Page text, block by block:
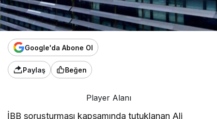
Google'da Abone Ol
Paylaş Beğen
Player Alanı
İBB soruşturması kapsamında tutuklanan Ali